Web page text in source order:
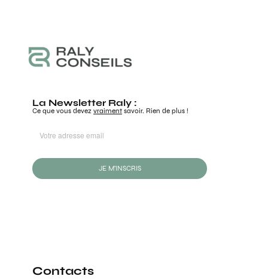
La Newsletter Raly :
Ce que vous devez vraiment savoir. Rien de plus !
JE M'INSCRIS
Contacts